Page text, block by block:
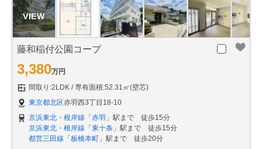
藤和稲付公園コープ
3,380万円
間取り:2LDK
専有面積:52.31㎡(壁芯)
東京都北区赤羽西3丁目18-10
京浜東北・根岸線 「 赤羽 」駅まで 徒歩15分
京浜東北・根岸線 「 東十条 」駅まで 徒歩15分
都営三田線 「 板橋本町 」駅まで 徒歩20分